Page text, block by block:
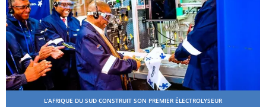
L’AFRIQUE DU SUD CONSTRUIT SON PREMIER ÉLECTROLYSEUR